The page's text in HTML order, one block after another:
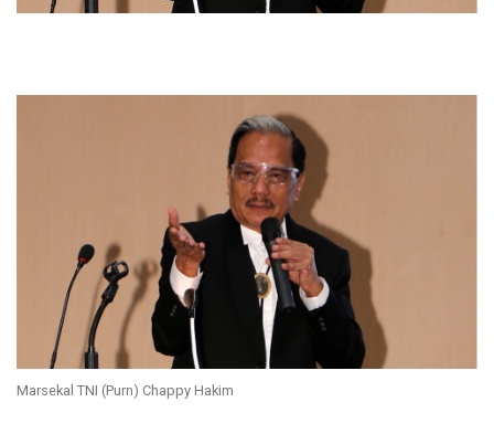
Marsekal TNI (Purn) Chappy Hakim